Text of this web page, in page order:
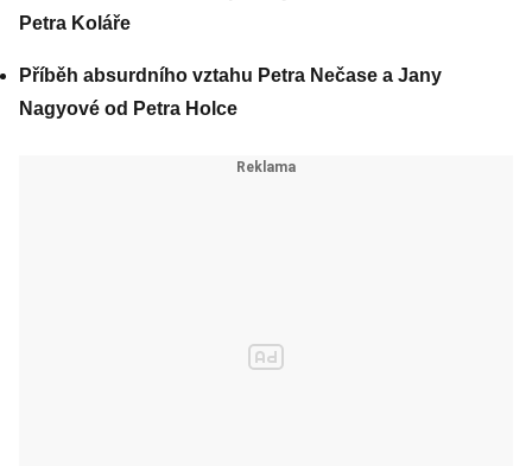
Petra Koláře
Příběh absurdního vztahu Petra Nečase a Jany
Nagyové od Petra Holce